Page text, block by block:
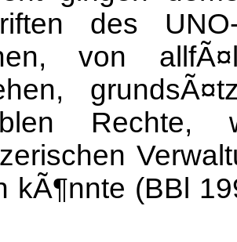
des
von
kÃ¶nnte (BBl